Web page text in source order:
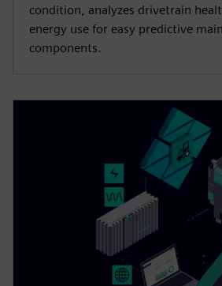
condition, analyzes drivetrain
energy use for easy predictive
components.